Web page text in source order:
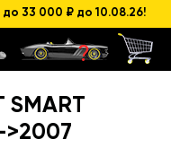
33 000 ₽ до 10.08.26!
>2007